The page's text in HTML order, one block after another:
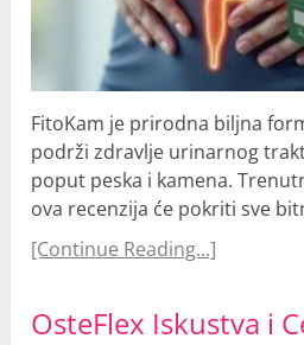
FitoKam je prirodna biljna
podrži zdravlje urinarnog
poput peska i kamena.
ova recenzija će pokriti sve
[Continue Reading...]
OsteFlex Iskustva i